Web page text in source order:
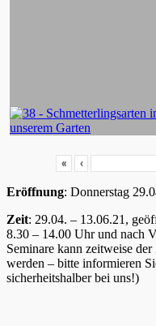
« ‹
Eröffnung: Donnerstag
Zeit: 29.04. – 13.06.21,
8.30 – 14.00 Uhr und nach
Seminare kann zeitweise
werden – bitte informieren
sicherheitshalber bei uns!)